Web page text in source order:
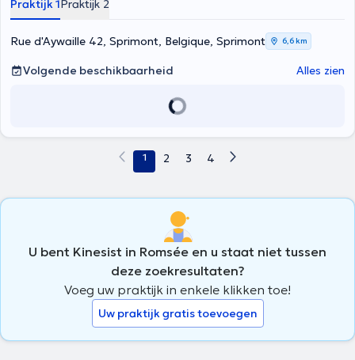
Praktijk 1Praktijk 2
Rue d'Aywaille 42, Sprimont, Belgique, Sprimont 6,6 km
Volgende beschikbaarheid Alles zien
1 2 3 4
U bent Kinesist in Romsée en u staat niet tussen
deze zoekresultaten?
Voeg uw praktijk in enkele klikken toe!
Uw praktijk gratis toevoegen